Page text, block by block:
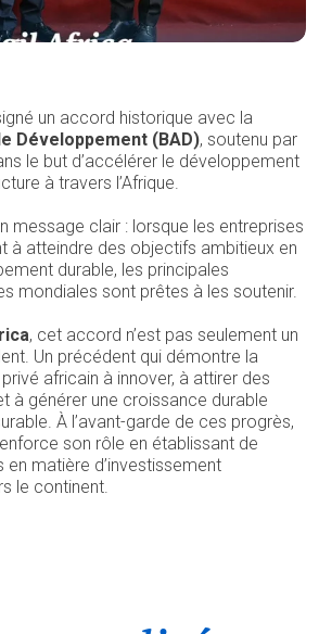
un accord historique avec la
Développement (BAD), soutenu par
le but d’accélérer le développement
à travers l’Afrique.
message clair : lorsque les entreprises
à atteindre des objectifs ambitieux en
durable, les principales
mondiales sont prêtes à les soutenir.
, cet accord n’est pas seulement un
Un précédent qui démontre la
africain à innover, à attirer des
à générer une croissance durable
À l’avant-garde de ces progrès,
son rôle en établissant de
en matière d’investissement
le continent.